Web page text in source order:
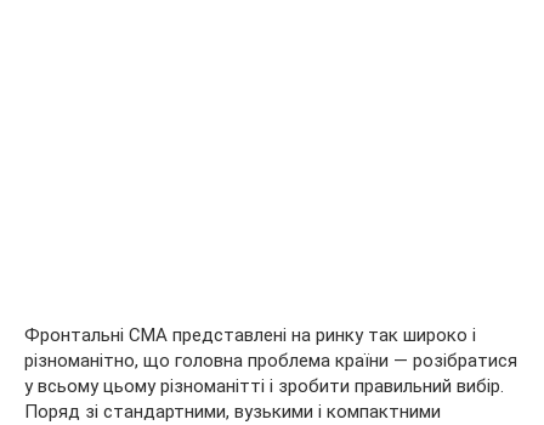
Фронтальні СМА представлені на ринку так широко і
різноманітно, що головна проблема країни — розібратися
у всьому цьому різноманітті і зробити правильний вибір.
Поряд зі стандартними, вузькими і компактними